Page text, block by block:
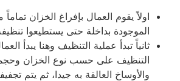
اولاً يقوم العمال بإفراغ الخزان تماماً
الموجودة بداخلة حتى يستطيعوا
ثانياً تبدأ عملية التنظيف وهنا يبدأ
التنظيف على حسب نوع الخزان
والأوساخ العالقة به جيدا، ثم يتم